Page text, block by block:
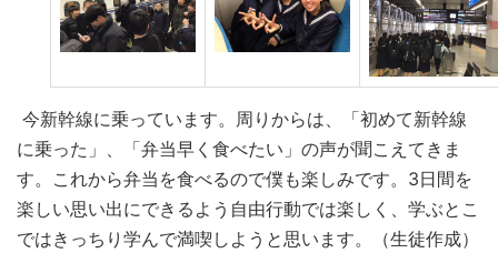
今新幹線に乗っています。周りからは、「初めて新幹線
に乗った」、「弁当早く食べたい」の声が聞こえてきま
す。これから弁当を食べるので僕も楽しみです。3日間を
楽しい思い出にできるよう自由行動では楽しく、学ぶとこ
ではきっちり学んで満喫しようと思います。（生徒作成）